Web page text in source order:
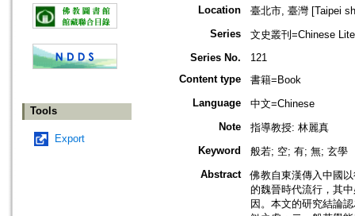
Tools
Export
Location
臺北市, 臺灣 [Taipei
Series
文史叢刊=Chinese
Series No.
121
Content type
書籍=Book
Language
中文=Chinese
Note
指導教授: 林麗真
Keyword
般若; 空; 有; 無; 玄學
Abstract
佛教自東漢傳入中國
的魏晉時代流行，其
因。本文的研究結論